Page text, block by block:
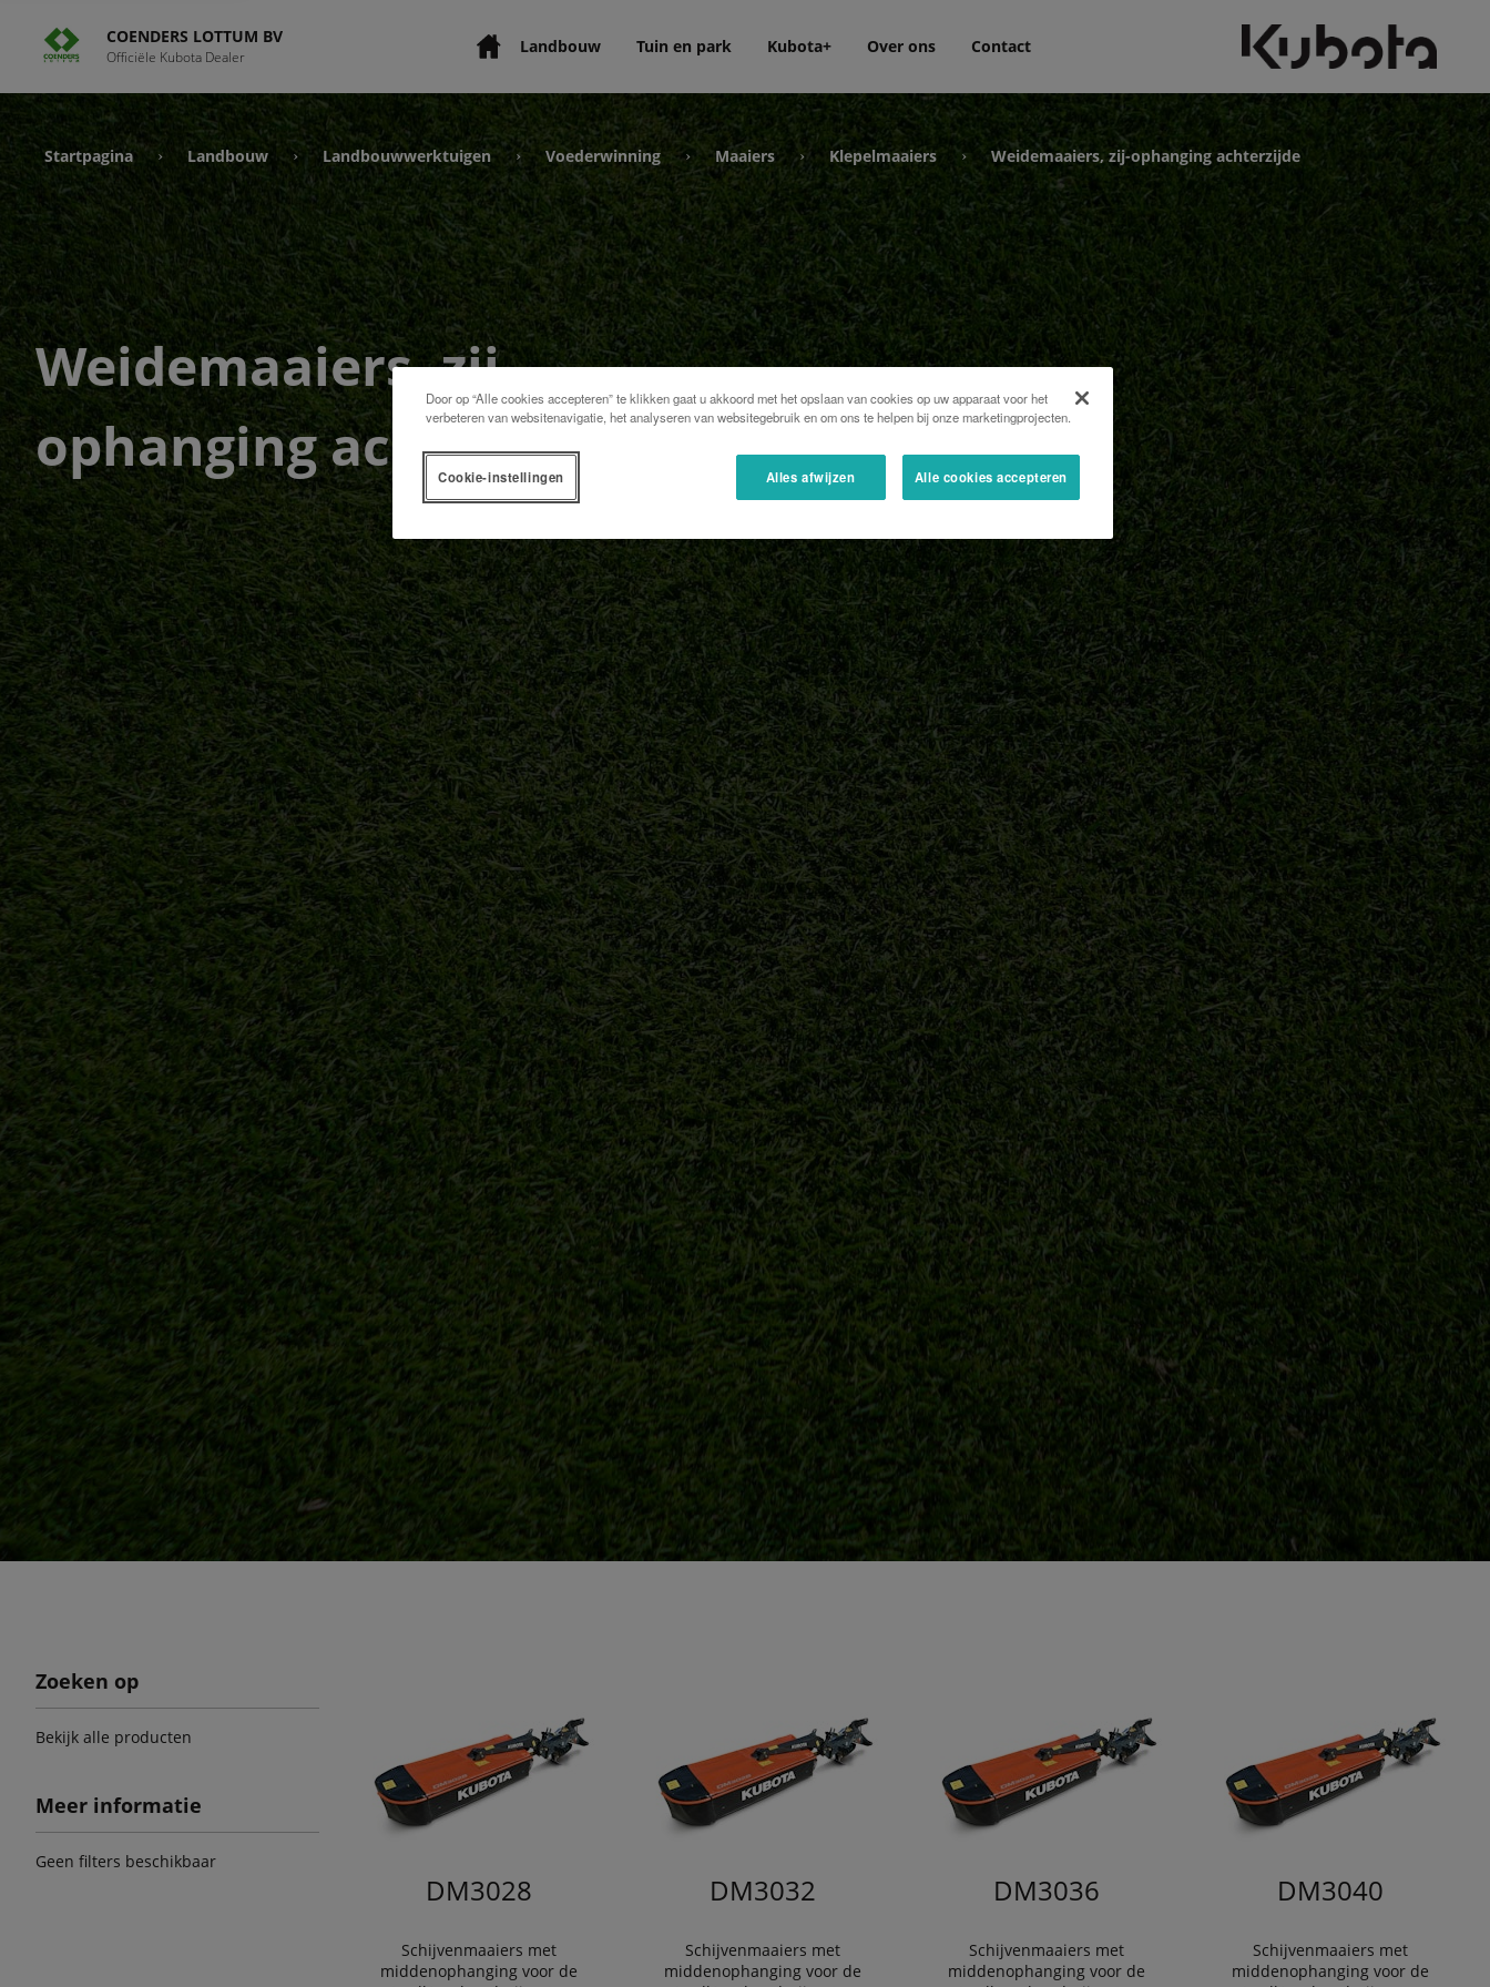
COENDERS LOTTUM BV
Officiële Kubota Dealer Landbouw Tuin en park Kubota+ Over ons Contact
Startpagina › Landbouw › Landbouwwerktuigen › Voederwinning › Maaiers › Klepelmaaiers › Weidemaaiers, zij-ophanging achterzijde
Weidemaaiers, zij-
ophanging achterzijde
Zoeken op
Bekijk alle producten
Meer informatie
Geen filters beschikbaar
DM3028
Schijvenmaaiers met
middenophanging voor de
DM3032
Schijvenmaaiers met
middenophanging voor de
DM3036
Schijvenmaaiers met
middenophanging voor de
DM3040
Schijvenmaaiers met
middenophanging voor de
Door op “Alle cookies accepteren” te klikken gaat u akkoord met het opslaan van cookies op uw apparaat voor het
verbeteren van websitenavigatie, het analyseren van websitegebruik en om ons te helpen bij onze marketingprojecten.
Alles afwijzen Alle cookies accepteren
Cookie-instellingen